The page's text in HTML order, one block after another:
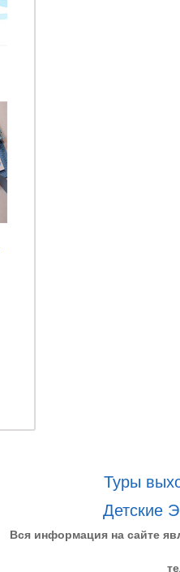
Туры
Детские
Вся информация на сайте